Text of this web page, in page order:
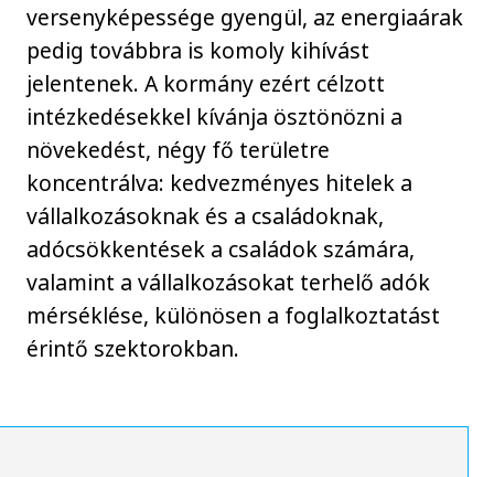
versenyképessége gyengül, az energiaárak
pedig továbbra is komoly kihívást
jelentenek. A kormány ezért célzott
intézkedésekkel kívánja ösztönözni a
növekedést, négy fő területre
koncentrálva: kedvezményes hitelek a
vállalkozásoknak és a családoknak,
adócsökkentések a családok számára,
valamint a vállalkozásokat terhelő adók
mérséklése, különösen a foglalkoztatást
érintő szektorokban.